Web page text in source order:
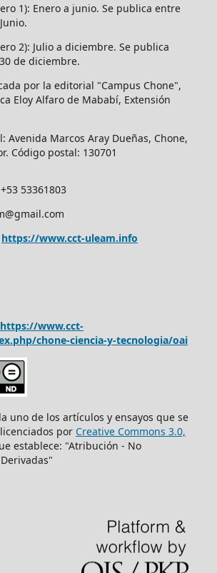
1): Enero a junio. Se publica entre
2): Julio a diciembre. Se publica
de diciembre.
por la editorial "Campus Chone",
Eloy Alfaro de Mababí, Extensión
Avenida Marcos Aray Dueñas, Chone,
Código postal: 130701
53361803
https://www.cct-uleam.info
https://www.cct-
chone-ciencia-y-tecnologia/oai
uno de los artículos y ensayos que se
por Creative Commons 3.0,
establece: "Atribución - No